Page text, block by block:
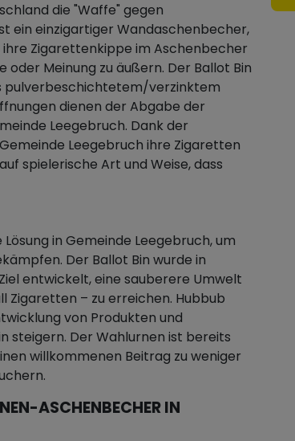
die "Waffe" gegen
ein einzigartiger Wandaschenbecher,
Zigarettenkippe im Aschenbecher
Meinung zu äußern. Der Ballot Bin
pulverbeschichtetem/verzinktem
dienen der Abgabe der
Leegebruch. Dank der
Leegebruch ihre Zigaretten
spielerische Art und Weise, dass
in Gemeinde Leegebruch, um
Der Ballot Bin wurde in
entwickelt, eine sauberere Umwelt
Zigaretten – zu erreichen. Hubbub
von Produkten und
steigern. Der Wahlurnen ist bereits
willkommenen Beitrag zu weniger
ASCHENBECHER IN